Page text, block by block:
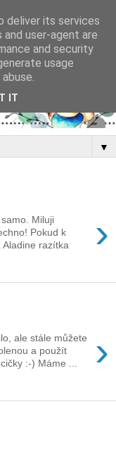
▼
›
Miluji
Pokud k
razítka
›
ale stále můžete
a použít
:-) Máme ...
deliver its services
user-agent are
and security
usage
IT